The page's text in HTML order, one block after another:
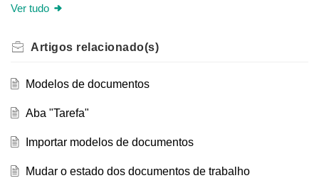
Ver tudo
Artigos relacionado(s)
Modelos de documentos
Aba "Tarefa"
Importar modelos de documentos
Mudar o estado dos documentos de trabalho